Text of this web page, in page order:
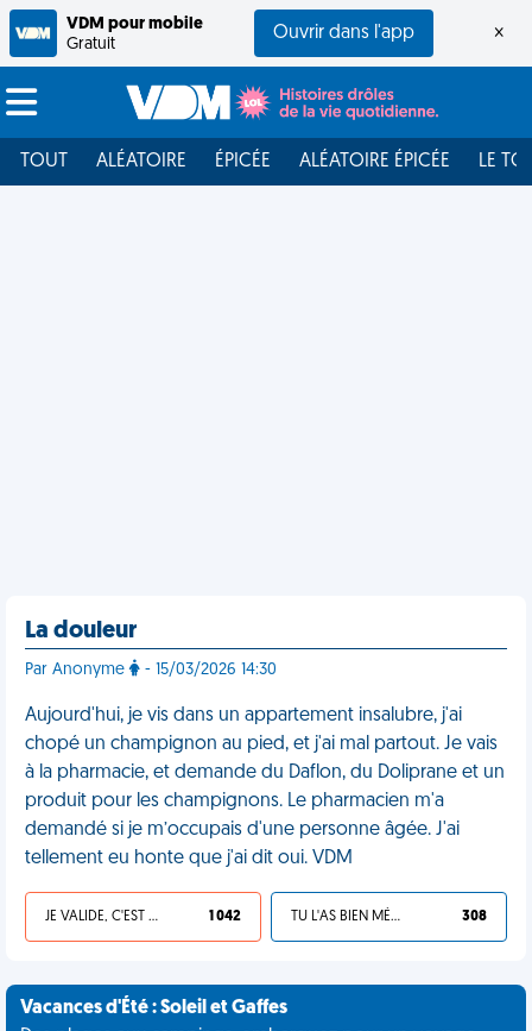
VDM pour mobile
Gratuit
Ouvrir dans l'app ×
TOUT ALÉATOIRE ÉPICÉE ALÉATOIRE ÉPICÉE LE
La douleur
Par Anonyme - 15/03/2026 14:30
Aujourd'hui, je vis dans un appartement insalubre, j'ai
chopé un champignon au pied, et j'ai mal partout. Je vais
à la pharmacie, et demande du Daflon, du Doliprane et un
produit pour les champignons. Le pharmacien m'a
demandé si je m’occupais d'une personne âgée. J'ai
tellement eu honte que j'ai dit oui. VDM
JE VALIDE, C'EST UNE VDM 1 042 TU L'AS BIEN MÉRITÉ 308
Vacances d'Été : Soleil et Gaffes